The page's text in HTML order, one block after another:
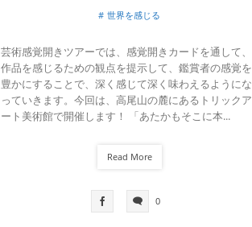
世界を感じる
芸術感覚開きツアーでは、感覚開きカードを通して、
作品を感じるための観点を提示して、鑑賞者の感覚を
豊かにすることで、深く感じて深く味わえるようにな
っていきます。今回は、高尾山の麓にあるトリックア
ート美術館で開催します！ 「あたかもそこに本...
Read More
0